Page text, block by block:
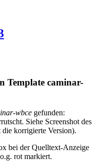
Template caminar-
wbce gefunden:
Siehe Screenshot des
korrigierte Version).
bei der Quelltext-Anzeige
rot markiert.